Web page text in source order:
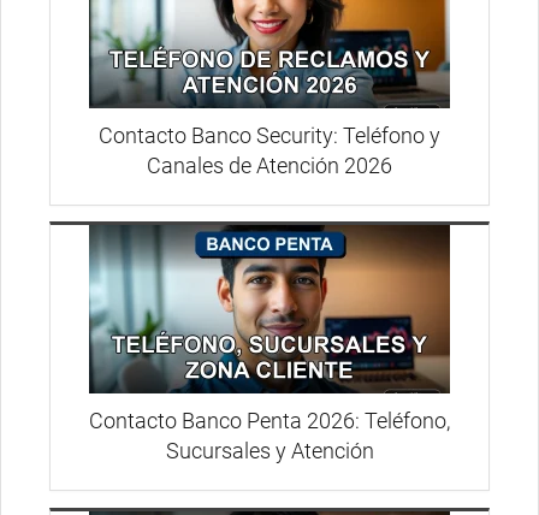
Contacto Banco Security: Teléfono y
Canales de Atención 2026
Contacto Banco Penta 2026: Teléfono,
Sucursales y Atención